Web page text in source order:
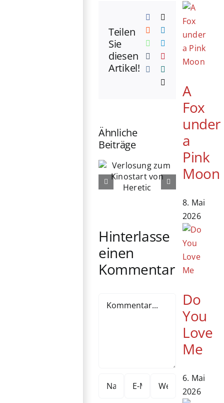
Teilen
Sie
diesen
Artikel!
Facebook
Reddit
WhatsAppTelegram
Tumblr
Ähnliche
Beiträge
Verlosung
exklusiver
Star Wars
Figuren von
Hinterlasse
einen
Kommentar
A
Fox
under
a
Pink
Moon
8. Mai
2026
Do
You
Love
Me
6. Mai
2026